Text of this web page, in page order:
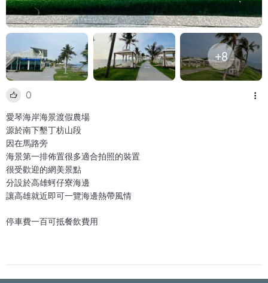
+8
0
愛琴海岸海景渡假農場
源於南下墾丁枋山段
因在馬路旁
海景第一排佈置很多適合拍照的裝置
很受歡迎的網美景點
分設於高雄蚵仔寮海邊
讓高雄就近即可一覽海邊熱帶風情
停車費一百可抵餐飲費用